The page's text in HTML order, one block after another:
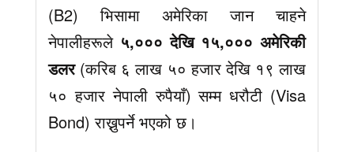
(B2) भिसामा अमेरिका जान चाहने
नेपालीहरूले ५,००० देखि १५,००० अमेरिकी
डलर(करिब ६ लाख ५० हजार देखि १९ लाख
५० हजार नेपाली रुपैयाँ) सम्म धरौटी (Visa
Bond) राख्नुपर्ने भएको छ।